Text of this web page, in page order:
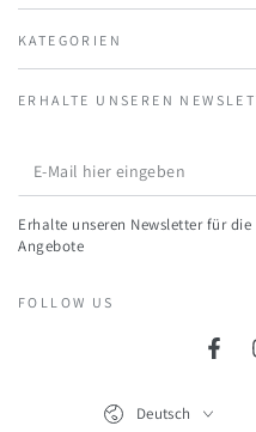
KATEGORIEN
ERHALTE UNSEREN
E-
Mail
hier
Erhalte unseren Newsletter für
Angebote
FOLLOW US
Deutsch